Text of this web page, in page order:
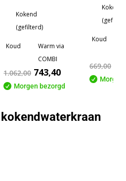
Kokend
(gefilterd)
Koud
Warm via
COMBI
1.062,00 743,40
 Morgen bezorgd
Kokend
Koud
669,00
 Morgen